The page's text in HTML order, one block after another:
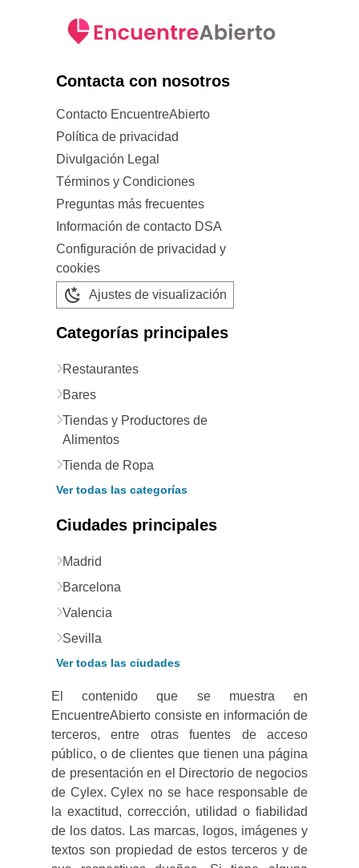
Contacta con nosotros
Contacto EncuentreAbierto
Política de privacidad
Divulgación Legal
Términos y Condiciones
Preguntas más frecuentes
Información de contacto DSA
Configuración de privacidad y
cookies
Ajustes de visualización
Categorías principales
Restaurantes
Bares
Tiendas y Productores de
Alimentos
Tienda de Ropa
Ver todas las categorías
Ciudades principales
Madrid
Barcelona
Valencia
Sevilla
Ver todas las ciudades
El contenido que se muestra en
EncuentreAbierto consiste en información de
terceros, entre otras fuentes de acceso
público, o de clientes que tienen una página
de presentación en el Directorio de negocios
de Cylex. Cylex no se hace responsable de
la exactitud, corrección, utilidad o fiabilidad
de los datos. Las marcas, logos, imágenes y
textos son propiedad de estos terceros y de